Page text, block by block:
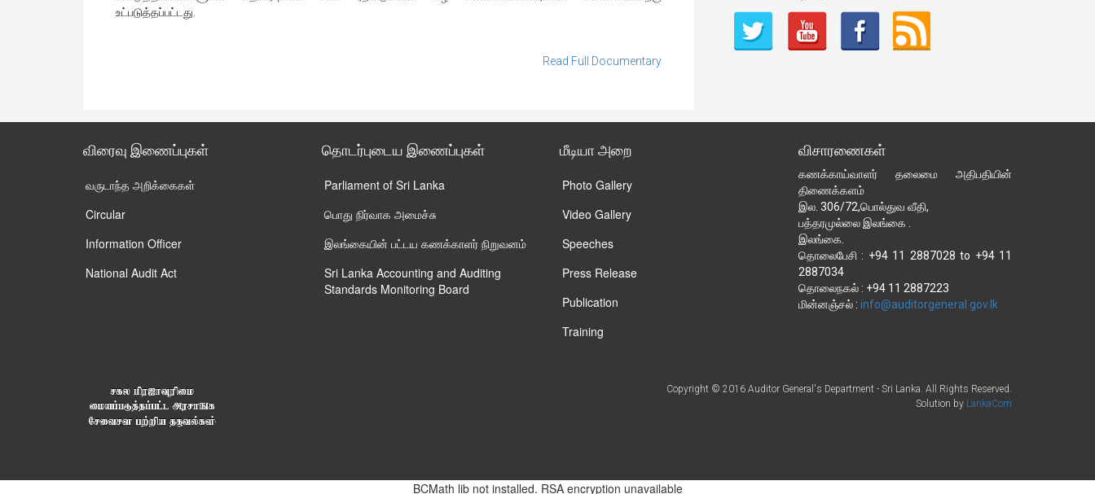
உட்படுத்தப்பட்டது.
Read Full Documentary
விரைவு இணைப்புகள்
வருடாந்த அறிக்கைகள்
Circular
Information Officer
National Audit Act
தொடர்புடைய இணைப்புகள்
Parliament of Sri Lanka
பொது நிர்வாக அமைச்சு
இலங்கையின் பட்டய கணக்காளர் நிறுவனம்
Sri Lanka Accounting and Auditing
Standards Monitoring Board
மீடியா அறை
Photo Gallery
Video Gallery
Speeches
Press Release
Publication
Training
விசாரணைகள்
கணக்காய்வாளர் தலைமை அதிபதியின்
திணைக்களம்
இல. 306/72,பொல்துவ வீதி,
பத்தரமுல்லை இலங்கை .
இலங்கை.
தொலைபேசி : +94 11 2887028 to +94 11
2887034
தொலைநகல் : +94 11 2887223
மின்னஞ்சல் :
Copyright © 2016 Auditor General's Department - Sri Lanka. All Rights Reserved.
Solution by LankaCom
BCMath lib not installed. RSA encryption unavailable